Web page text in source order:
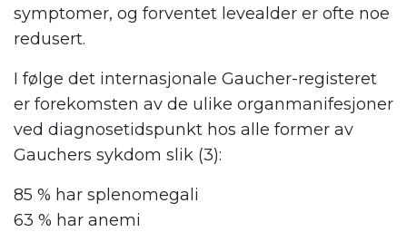
symptomer, og forventet levealder er ofte noe
redusert.
I følge det internasjonale Gaucher-registeret
er forekomsten av de ulike organmanifesjoner
ved diagnosetidspunkt hos alle former av
Gauchers sykdom slik (3):
85 % har splenomegali
63 % har anemi